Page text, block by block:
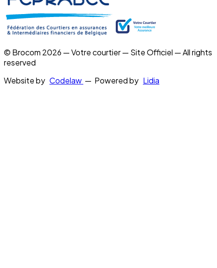
© Brocom 2026 — Votre courtier — Site Officiel — All rights
reserved
Website by Codelaw — Powered by Lidia